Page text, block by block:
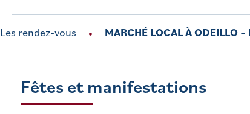
Les rendez-vous MARCHÉ LOCAL À ODEILLO
Fêtes et manifestations